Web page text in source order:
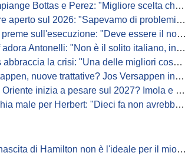
Bottas e Perez: "Migliore scelta che potessimo fare"
sul 2026: "Sapevamo di problemi, ma serviva un accordo"
sull'esecuzione: "Deve essere il nostro punto di forza"
"Non è il solito italiano, in bolla quando guida"
la crisi: "Una delle migliori cose che potevano capitare"
trattative? Jos Versappen insorge contro i giornalisti
inizia a pesare sul 2027? Imola e Barcellona osservano
per Herbert: "Dieci fa non avrebbe preso queste penalità"
di Hamilton non è l'ideale per il mio futuro in Ferrari"